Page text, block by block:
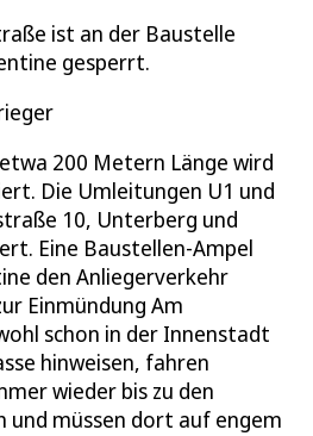
ist an der Baustelle
gesperrt.
200 Metern Länge wird
Die Umleitungen U1 und
10, Unterberg und
Eine Baustellen-Ampel
den Anliegerverkehr
Einmündung Am
schon in der Innenstadt
hinweisen, fahren
wieder bis zu den
und müssen dort auf engem